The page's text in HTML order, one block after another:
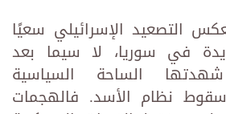
التصعيد الإسرائيلي سعيًا
في سوريا، لا سيما بعد
الساحة السياسية
نظام الأسد. فالهجمات